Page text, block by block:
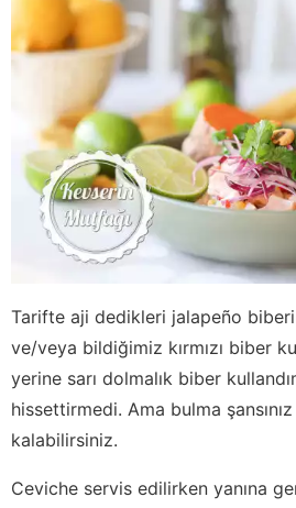
Tarifte aji dedikleri jalapeño
ve/veya bildiğimiz kırmızı biber
yerine sarı dolmalık biber
hissettirmedi. Ama bulma
kalabilirsiniz.
Ceviche servis edilirken yanına